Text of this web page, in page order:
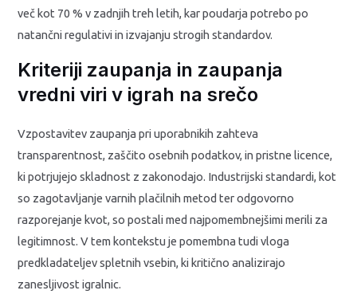
več kot 70 % v zadnjih treh letih, kar poudarja potrebo po
natančni regulativi in izvajanju strogih standardov.
Kriteriji zaupanja in zaupanja
vredni viri v igrah na srečo
Vzpostavitev zaupanja pri uporabnikih zahteva
transparentnost, zaščito osebnih podatkov, in pristne licence,
ki potrjujejo skladnost z zakonodajo. Industrijski standardi, kot
so zagotavljanje varnih plačilnih metod ter odgovorno
razporejanje kvot, so postali med najpomembnejšimi merili za
legitimnost. V tem kontekstu je pomembna tudi vloga
predkladateljev spletnih vsebin, ki kritično analizirajo
zanesljivost igralnic.